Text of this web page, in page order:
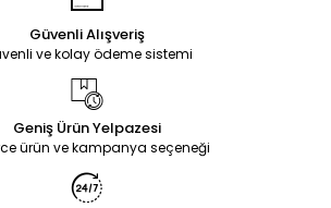
Güvenli Alışveriş
ve kolay ödeme sistemi
Geniş Ürün Yelpazesi
ürün ve kampanya seçeneği